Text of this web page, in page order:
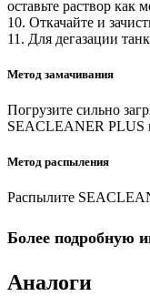
оставьте раствор
10. Откачайте и
11. Для дегазации
Метод замачивания
Погрузите сильно
SEACLEANER PLUS
Метод распыления
Распылите
Более подробную
Аналоги